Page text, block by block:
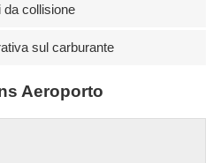
da collisione
sul carburante
Aeroporto